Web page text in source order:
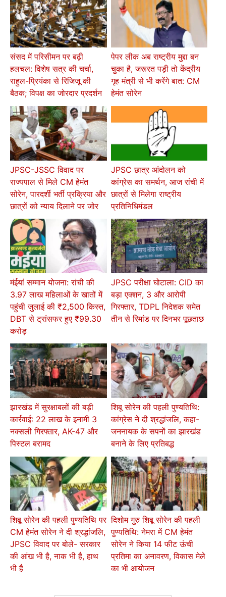
संसद में परिसीमन पर बढ़ी
हलचल: विशेष सत्र की चर्चा,
राहुल-प्रियंका से रिजिजू की
बैठक; विपक्ष का जोरदार प्रदर्शन
पेपर लीक अब राष्ट्रीय मुद्दा बन
चुका है, जरूरत पड़ी तो केंद्रीय
गृह मंत्री से भी करेंगे बात: CM
हेमंत सोरेन
JPSC-JSSC विवाद पर
राज्यपाल से मिले CM हेमंत
सोरेन, पारदर्शी भर्ती प्रक्रिया और
छात्रों को न्याय दिलाने पर जोर
JPSC छात्र आंदोलन को
कांग्रेस का समर्थन, आज रांची में
छात्रों से मिलेगा राष्ट्रीय
प्रतिनिधिमंडल
मंईयां सम्मान योजना: रांची की
3.97 लाख महिलाओं के खातों में
पहुंची जुलाई की ₹2,500 किस्त,
DBT से ट्रांसफर हुए ₹99.30
करोड़
JPSC परीक्षा घोटाला: CID का
बड़ा एक्शन, 3 और आरोपी
गिरफ्तार, TDPL निदेशक समेत
तीन से रिमांड पर दिनभर पूछताछ
झारखंड में सुरक्षाबलों की बड़ी
कार्रवाई: 22 लाख के इनामी 3
नक्सली गिरफ्तार, AK-47 और
पिस्टल बरामद
शिबू सोरेन की पहली पुण्यतिथि:
कांग्रेस ने दी श्रद्धांजलि, कहा-
जननायक के सपनों का झारखंड
बनाने के लिए प्रतिबद्ध
शिबू सोरेन की पहली पुण्यतिथि पर
CM हेमंत सोरेन ने दी श्रद्धांजलि,
JPSC विवाद पर बोले- सरकार
की आंख भी है, नाक भी है, हाथ
भी है
दिशोम गुरु शिबू सोरेन की पहली
पुण्यतिथि: नेमरा में CM हेमंत
सोरेन ने किया 14 फीट ऊंची
प्रतिमा का अनावरण, विकास मेले
का भी आयोजन